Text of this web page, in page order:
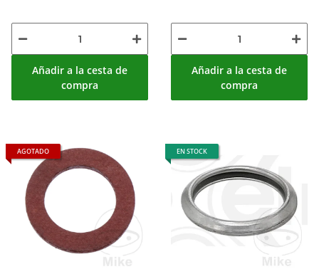
Añadir a la cesta de
compra
Añadir a la cesta de
compra
AGOTADO EN STOCK